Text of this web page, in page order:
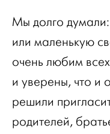
Мы долго
или маленькую
очень любим
и уверены, что и
решили
родителей,